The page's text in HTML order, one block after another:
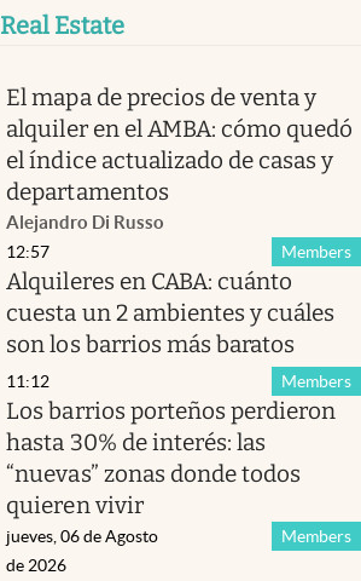
Real Estate
El mapa de precios de venta y
alquiler en el AMBA: cómo quedó
el índice actualizado de casas y
departamentos
Alejandro Di Russo
Members
12:57
Alquileres en CABA: cuánto
cuesta un 2 ambientes y cuáles
son los barrios más baratos
Members
11:12
Los barrios porteños perdieron
hasta 30% de interés: las
“nuevas” zonas donde todos
quieren vivir
Members
jueves, 06 de Agosto
de 2026